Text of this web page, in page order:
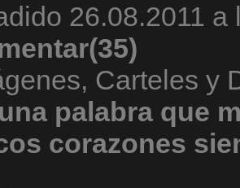
26.08.2011 a
Carteles y
una palabra que
corazones